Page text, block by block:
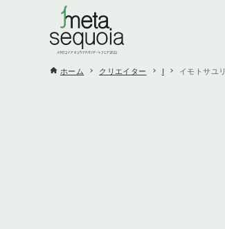
ホーム クリエイター I イモトサユリ